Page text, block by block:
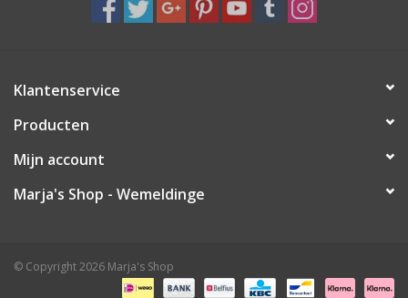
Klantenservice
Producten
Mijn account
Marja's Shop - Wemeldinge
© Copyright 2026 Marja's Shop